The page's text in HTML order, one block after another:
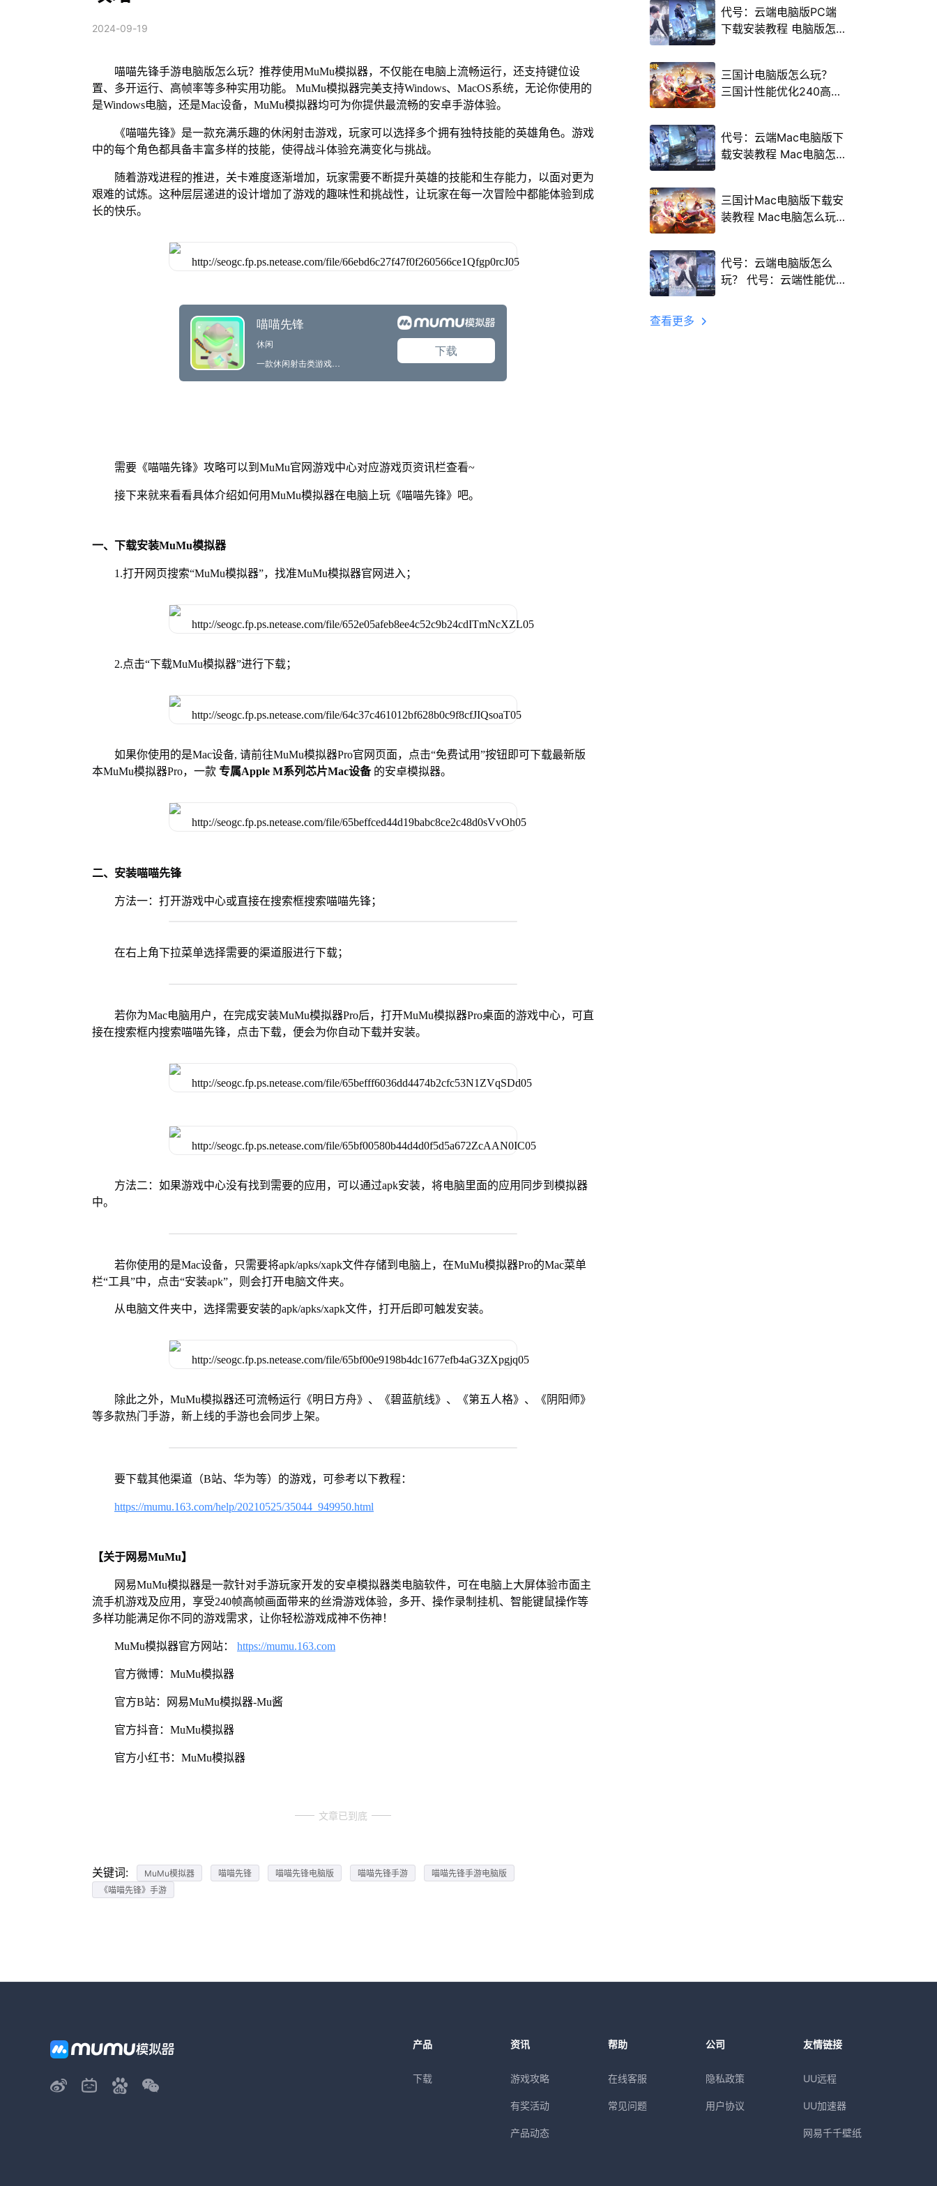
2024-09-19
喵喵先锋手游电脑版怎么玩？推荐使用MuMu模拟器，不仅能在电脑上流畅运行，还支持键位设
置、多开运行、高帧率等多种实用功能。 MuMu模拟器完美支持Windows、MacOS系统，无论你使用的
是Windows电脑，还是Mac设备，MuMu模拟器均可为你提供最流畅的安卓手游体验。
《喵喵先锋》是一款充满乐趣的休闲射击游戏，玩家可以选择多个拥有独特技能的英雄角色。游戏
中的每个角色都具备丰富多样的技能，使得战斗体验充满变化与挑战。
随着游戏进程的推进，关卡难度逐渐增加，玩家需要不断提升英雄的技能和生存能力，以面对更为
艰难的试炼。这种层层递进的设计增加了游戏的趣味性和挑战性，让玩家在每一次冒险中都能体验到成
长的快乐。
需要《喵喵先锋》攻略可以到MuMu官网游戏中心对应游戏页资讯栏查看~
接下来就来看看具体介绍如何用MuMu模拟器在电脑上玩《喵喵先锋》吧。
一、下载安装MuMu模拟器
1.打开网页搜索“MuMu模拟器”，找准MuMu模拟器官网进入；
2.点击“下载MuMu模拟器”进行下载；
如果你使用的是Mac设备, 请前往MuMu模拟器Pro官网页面，点击“免费试用”按钮即可下载最新版
本MuMu模拟器Pro，一款 专属Apple M系列芯片Mac设备 的安卓模拟器。
二、安装喵喵先锋
方法一：打开游戏中心或直接在搜索框搜索喵喵先锋；
在右上角下拉菜单选择需要的渠道服进行下载；
若你为Mac电脑用户，在完成安装MuMu模拟器Pro后，打开MuMu模拟器Pro桌面的游戏中心，可直
接在搜索框内搜索喵喵先锋，点击下载，便会为你自动下载并安装。
方法二：如果游戏中心没有找到需要的应用，可以通过apk安装，将电脑里面的应用同步到模拟器
中。
若你使用的是Mac设备，只需要将apk/apks/xapk文件存储到电脑上，在MuMu模拟器Pro的Mac菜单
栏“工具”中，点击“安装apk”，则会打开电脑文件夹。
从电脑文件夹中，选择需要安装的apk/apks/xapk文件，打开后即可触发安装。
除此之外，MuMu模拟器还可流畅运行《明日方舟》、《碧蓝航线》、《第五人格》、《阴阳师》
等多款热门手游，新上线的手游也会同步上架。
要下载其他渠道（B站、华为等）的游戏，可参考以下教程：
https://mumu.163.com/help/20210525/35044_949950.html
【关于网易MuMu】
网易MuMu模拟器是一款针对手游玩家开发的安卓模拟器类电脑软件，可在电脑上大屏体验市面主
流手机游戏及应用，享受240帧高帧画面带来的丝滑游戏体验，多开、操作录制挂机、智能键鼠操作等
多样功能满足你不同的游戏需求，让你轻松游戏成神不伤神！
MuMu模拟器官方网站： https://mumu.163.com
官方微博：MuMu模拟器
官方B站：网易MuMu模拟器-Mu酱
官方抖音：MuMu模拟器
官方小红书：MuMu模拟器
文章已到底
关键词: MuMu模拟器 喵喵先锋 喵喵先锋电脑版 喵喵先锋手游
喵喵先锋手游电脑版
《喵喵先锋》手游
代号：云端电脑版PC端
下载安装教程 电脑版怎
三国计电脑版怎么玩？
三国计性能优化240高帧
代号：云端Mac电脑版下
载安装教程 Mac电脑怎
三国计Mac电脑版下载安
装教程 Mac电脑怎么玩
代号：云端电脑版怎么
玩？ 代号：云端性能优
查看更多
产品
下载
资讯
游戏攻略
有奖活动
产品动态
帮助
在线客服
常见问题
公司
隐私政策
用户协议
友情链接
UU远程
UU加速器
网易千千壁纸